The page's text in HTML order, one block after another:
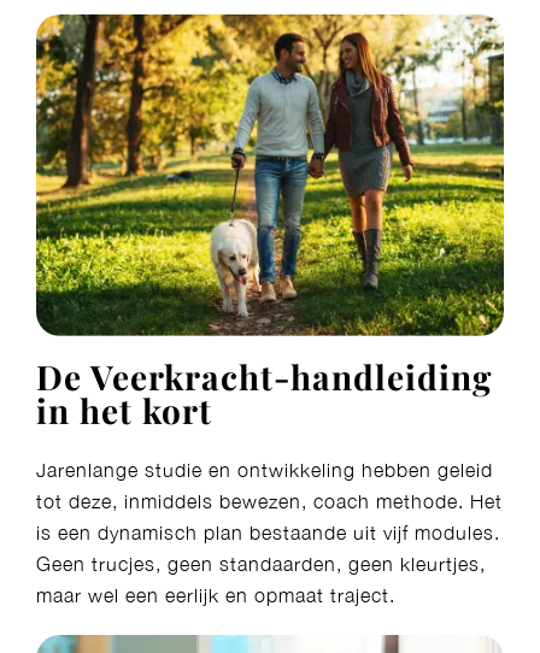
De Veerkracht-handleiding
in het kort
Jarenlange studie en ontwikkeling hebben geleid
tot deze, inmiddels bewezen, coach methode. Het
is een dynamisch plan bestaande uit vijf modules.
Geen trucjes, geen standaarden, geen kleurtjes,
maar wel een eerlijk en opmaat traject.